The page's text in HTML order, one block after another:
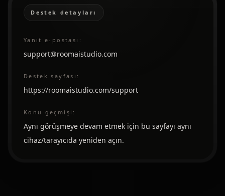
Destek detayları
Yanıt e-postası:
support@roomaistudio.com
Destek sayfası:
https://roomaistudio.com/support
Konu geçmişi:
Aynı görüşmeye devam etmek için bu sayfayı aynı
cihaz/tarayıcıda yeniden açın.